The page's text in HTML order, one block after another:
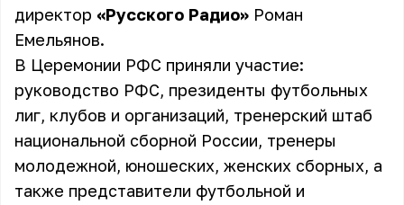
директор «Русского Радио» Роман
Емельянов.
В Церемонии РФС приняли участие:
руководство РФС, президенты футбольных
лиг, клубов и организаций, тренерский штаб
национальной сборной России, тренеры
молодежной, юношеских, женских сборных, а
также представители футбольной и